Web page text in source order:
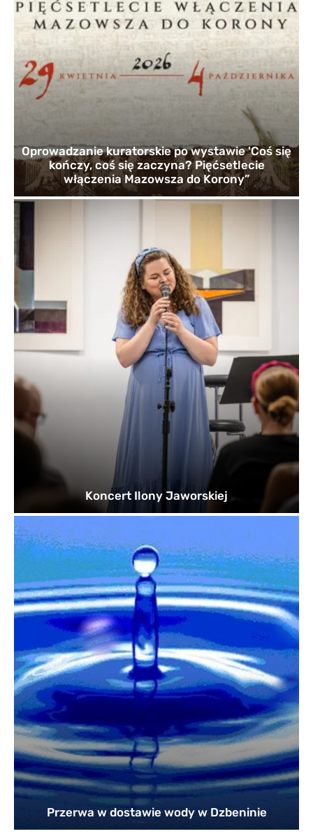
Oprowadzanie kuratorskie po wystawie 'Coś się
kończy, coś się zaczyna? Pięćsetlecie
włączenia Mazowsza do Korony”
Koncert Ilony Jaworskiej
Przerwa w dostawie wody w Dzbeninie